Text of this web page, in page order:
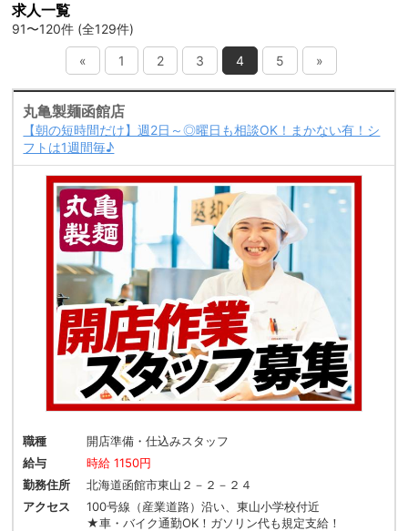
求人一覧
91〜120件 (全129件)
« 1 2 3 4 5 »
丸亀製麺函館店
【朝の短時間だけ】週2日～◎曜日も相談OK！まかない有！シ
フトは1週間毎♪
職種
開店準備・仕込みスタッフ
給与
時給 1150円
勤務住所
北海道函館市東山２－２－２４
アクセス
100号線（産業道路）沿い、東山小学校付近
★車・バイク通勤OK！ガソリン代も規定支給！